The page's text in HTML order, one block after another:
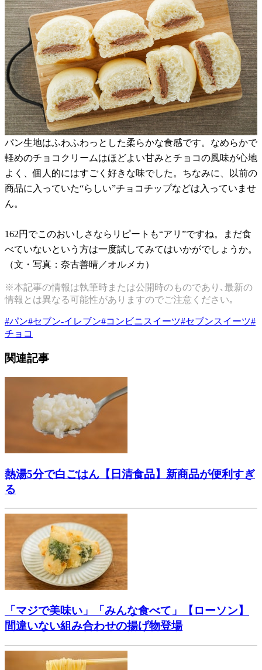
パン生地はふわふわっとした柔らかな食感です。なめらかで
軽めのチョコクリームはほどよい甘みとチョコの風味が心地
よく、個人的にはすごく好きな味でした。ちなみに、以前の
商品に入っていた“らしい”チョコチップなどは入っていませ
ん。
162円でこのおいしさならリピートも“アリ”ですね。まだ食
べていないという方は一度試してみてはいかがでしょうか。
（文・写真：奈古善晴／オルメカ）
※本記事の情報は執筆時または公開時のものであり､最新の
情報とは異なる可能性がありますのでご注意ください｡
#パン#セブン-イレブン#コンビニスイーツ#セブンスイーツ#
チョコ
関連記事
熱湯5分で白ごはん【日清食品】新商品が便利すぎ
る
「マジで美味い」「みんな食べて」【ローソン】
間違いない組み合わせの揚げ物登場